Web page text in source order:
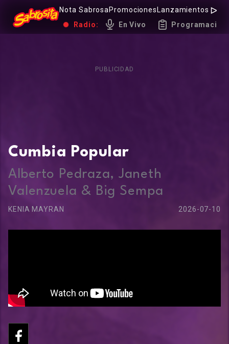
Nota Sabrosa Promociones Lanzamientos Hot
Radio:
En Vivo Programación
PUBLICIDAD
Cumbia Popular
Alberto Pedraza, Janeth
Valenzuela & Big Sempa
KENIA MAYRAN 2026-07-10